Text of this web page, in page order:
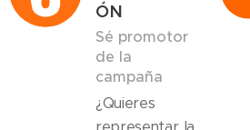
ÓN
Sé promotor
de la
campaña
¿Quieres